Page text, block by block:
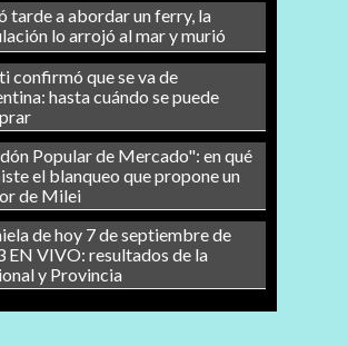
tarde a abordar un ferry, la
lo arrojó al mar y murió
confirmó que se va de
hasta cuándo se puede
Popular de Mercado": en qué
el blanqueo que propone un
de Milei
de hoy 7 de septiembre de
EN VIVO: resultados de la
y Provincia